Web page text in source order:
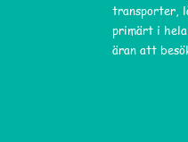
transporter,
primärt i
äran att